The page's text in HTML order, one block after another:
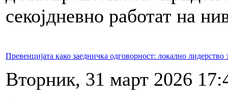
секојдневно работат на
Превенцијата како заедничка одговорност: локално лидерство
Вторник, 31 март 2026